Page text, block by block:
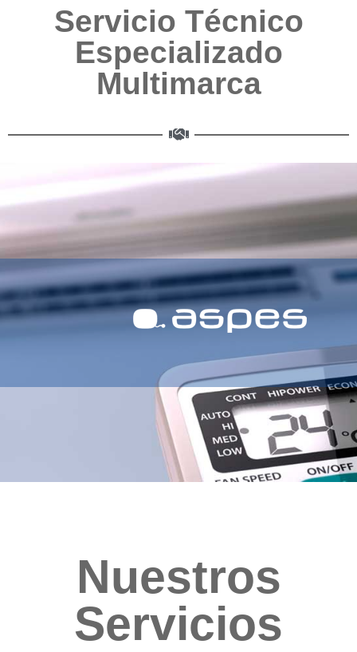
Servicio Técnico
Especializado
Multimarca
Nuestros
Servicios